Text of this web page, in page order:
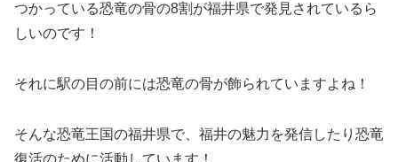
つかっている恐竜の骨の8割が福井県で発見されているら
しいのです！
それに駅の目の前には恐竜の骨が飾られていますよね！
そんな恐竜王国の福井県で、福井の魅力を発信したり恐竜
復活のために活動しています！